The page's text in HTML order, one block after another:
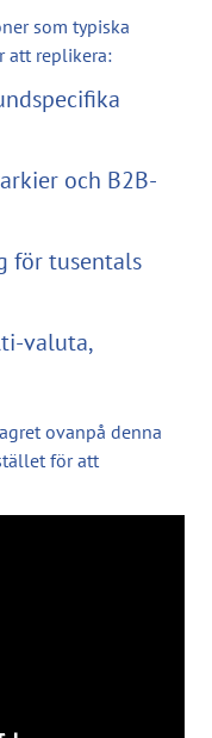
som typiska
att replikera:
och B2B-
för tusentals
valuta,
ovanpå denna
för att